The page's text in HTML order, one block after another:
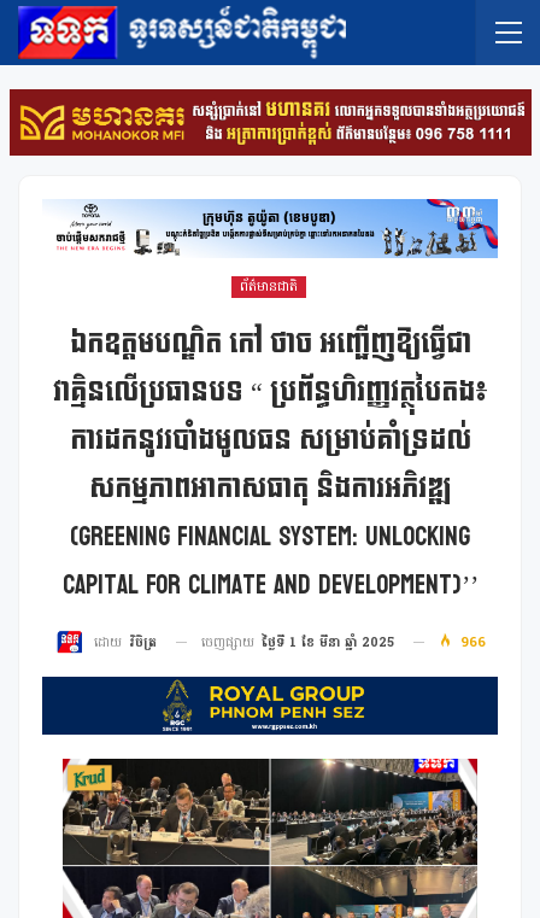
ព័ត៌មានជាតិ
ឯកឧត្តមបណ្ឌិត កៅ ថាច អញ្ជើញឱ្យធ្វើជា
វាគ្មិនលើប្រធានបទ “ ប្រព័ន្ធហិរញ្ញវត្ថុបៃតង៖
ការដកនូវរបាំងមូលធន សម្រាប់គាំទ្រដល់
សកម្មភាពអាកាសធាតុ និងការអភិវឌ្ឍ
(Greening Financial System: Unlocking
Capital For Climate And Development)’’
ដោយ វិចិត្រ ចេញផ្សាយ ថ្ងៃទី 1 ខែ មីនា ឆ្នាំ 2025 966